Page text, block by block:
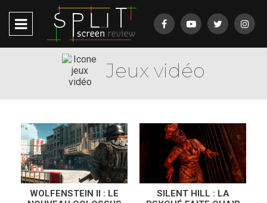
Jeux vidéo
WOLFENSTEIN II : LE
SILENT HILL : LA